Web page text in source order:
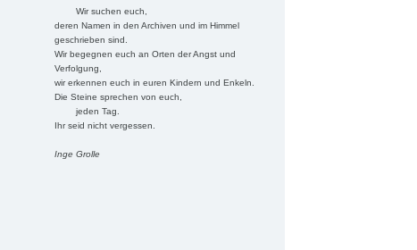
Wir suchen euch,
deren Namen in den Archiven und im Himmel
geschrieben sind.
Wir begegnen euch an Orten der Angst und
Verfolgung,
wir erkennen euch in euren Kindern und Enkeln.
Die Steine sprechen von euch,
jeden Tag.
Ihr seid nicht vergessen.
Inge Grolle